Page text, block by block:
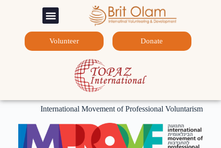
Donate
Volunteer
International Movement of Professional Voluntarism